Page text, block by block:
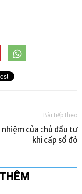
Bài tiếp theo
nhiệm của chủ đầu tư
khi cấp sổ đỏ